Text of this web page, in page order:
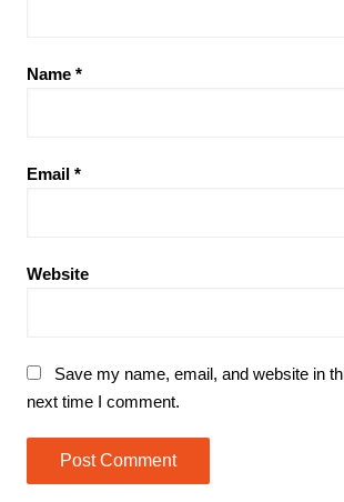
Name *
Email *
Website
Save my name, email, and website in
next time I comment.